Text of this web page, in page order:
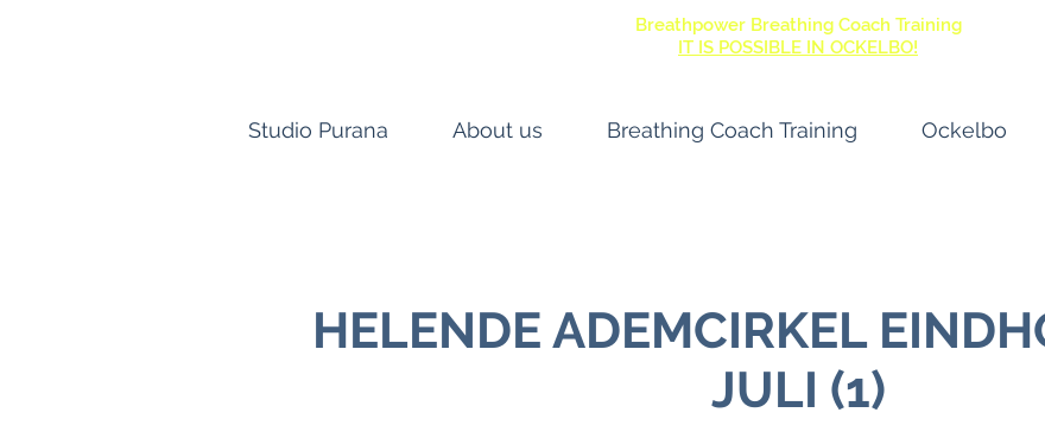
Breathpower Breathing Coach Training
IT IS POSSIBLE IN OCKELBO!
Studio Purana About us Breathing Coach Training Ockelbo
HELENDE ADEMCIRKEL
JULI (1)